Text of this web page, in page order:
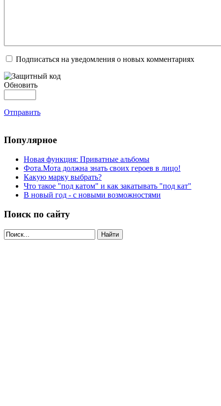
Подписаться на уведомления о новых комментариях
Обновить
Отправить
Популярное
Новая функция: Приватные альбомы
Фота.Мота должна знать своих героев в лицо!
Какую марку выбрать?
Что такое "под катом" и как закатывать "под кат"
В новый год - с новыми возможностями
Поиск по сайту
Найти